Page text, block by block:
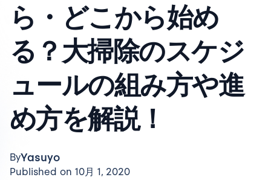
ら・どこから始め
る？大掃除のスケジ
ュールの組み方や進
め方を解説！
ByYasuyo
Published on 10月 1, 2020